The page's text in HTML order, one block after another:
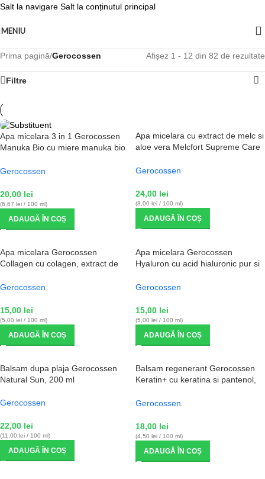
Salt la navigare Salt la conținutul principal
MENIU
Prima pagină/Gerocossen Afișez 1 - 12 din 82 de rezultate
Filtre
Apa micelara 3 in 1 Gerocossen
Manuka Bio cu miere manuka bio
Gerocossen
20,00 lei
(6,67 lei / 100 ml)
ADAUGĂ ÎN COȘ
Apa micelara cu extract de melc si
aloe vera Melcfort Supreme Care
Gerocossen
24,00 lei
(8,00 lei / 100 ml)
ADAUGĂ ÎN COȘ
Apa micelara Gerocossen
Collagen cu colagen, extract de
300 ml
Gerocossen
15,00 lei
(5,00 lei / 100 ml)
ADAUGĂ ÎN COȘ
Apa micelara Gerocossen
Hyaluron cu acid hialuronic pur si
Gerocossen
15,00 lei
(5,00 lei / 100 ml)
ADAUGĂ ÎN COȘ
Balsam dupa plaja Gerocossen
Natural Sun, 200 ml
Gerocossen
22,00 lei
(11,00 lei / 100 ml)
ADAUGĂ ÎN COȘ
Balsam regenerant Gerocossen
Keratin+ cu keratina si pantenol,
Gerocossen
18,00 lei
(4,50 lei / 100 ml)
ADAUGĂ ÎN COȘ